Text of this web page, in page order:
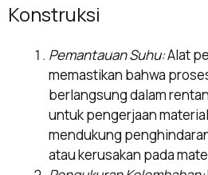
Konstruksi
Pemantauan Suhu:Alat
memastikan bahwa
berlangsung dalam
untuk pengerjaan
mendukung
atau kerusakan pada